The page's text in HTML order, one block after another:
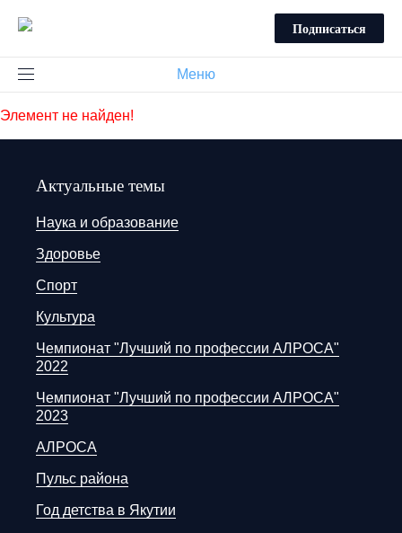
Подписаться
Меню
Элемент не найден!
Актуальные темы
Наука и образование
Здоровье
Спорт
Культура
Чемпионат "Лучший по профессии АЛРОСА"
2022
Чемпионат "Лучший по профессии АЛРОСА"
2023
АЛРОСА
Пульс района
Год детства в Якутии